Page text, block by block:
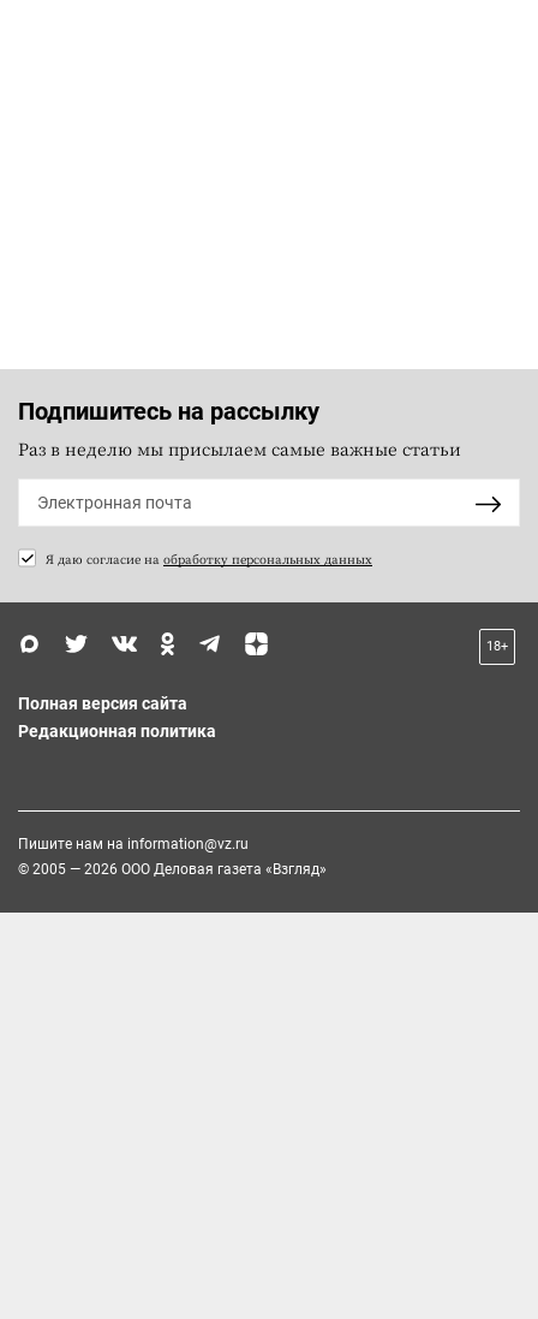
Подпишитесь на рассылку
Раз в неделю мы присылаем самые важные статьи
Я даю согласие на обработку персональных данных
18+
Полная версия сайта
Редакционная политика
Пишите нам на information@vz.ru
© 2005 — 2026 ООО Деловая газета «Взгляд»